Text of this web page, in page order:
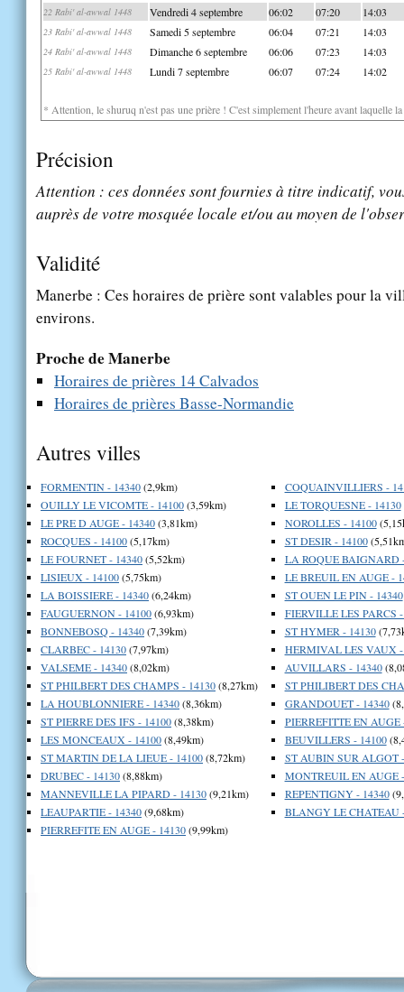
22 Rabi' al-awwal 1448 Vendredi 4 septembre 06:02 07:20 14:03
23 Rabi' al-awwal 1448 Samedi 5 septembre 06:04 07:21 14:03
24 Rabi' al-awwal 1448 Dimanche 6 septembre 06:06 07:23 14:03
25 Rabi' al-awwal 1448 Lundi 7 septembre 06:07 07:24 14:02
* Attention, le shuruq n'est pas une prière ! C'est simplement l'heure avant laquelle
Précision
Attention : ces données sont fournies à titre indicatif,
auprès de votre mosquée locale et/ou au moyen de
Validité
Manerbe : Ces horaires de prière sont valables pour la
environs.
Proche de Manerbe
Horaires de prières 14 Calvados
Horaires de prières Basse-Normandie
Autres villes
FORMENTIN - 14340(2,9km)
OUILLY LE VICOMTE - 14100(3,59km)
LE PRE D AUGE - 14340(3,81km)
ROCQUES - 14100(5,17km)
LE FOURNET - 14340(5,52km)
LISIEUX - 14100(5,75km)
LA BOISSIERE - 14340(6,24km)
FAUGUERNON - 14100(6,93km)
BONNEBOSQ - 14340(7,39km)
CLARBEC - 14130(7,97km)
VALSEME - 14340(8,02km)
ST PHILBERT DES CHAMPS - 14130(8,27km)
LA HOUBLONNIERE - 14340(8,36km)
ST PIERRE DES IFS - 14100(8,38km)
LES MONCEAUX - 14100(8,49km)
ST MARTIN DE LA LIEUE - 14100(8,72km)
DRUBEC - 14130(8,88km)
MANNEVILLE LA PIPARD - 14130(9,21km)
LEAUPARTIE - 14340(9,68km)
PIERREFITE EN AUGE - 14130(9,99km)
COQUAINVILLIERS -
LE TORQUESNE - 14130
NOROLLES - 14100
ST DESIR - 14100
LA ROQUE BAIGNARD
LE BREUIL EN AUGE -
ST OUEN LE PIN - 14340
FIERVILLE LES PARCS
ST HYMER - 14130
HERMIVAL LES VAUX -
AUVILLARS - 14340
ST PHILIBERT DES
GRANDOUET - 14340
PIERREFITTE EN AUGE
BEUVILLERS - 14100
ST AUBIN SUR ALGOT
MONTREUIL EN AUGE
REPENTIGNY - 14340
BLANGY LE CHATEAU